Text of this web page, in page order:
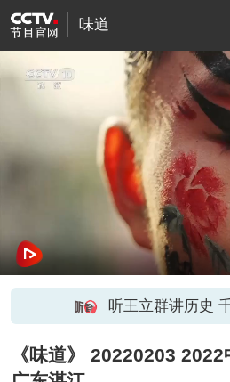
味道
听王立群讲历史
《味道》 20220203